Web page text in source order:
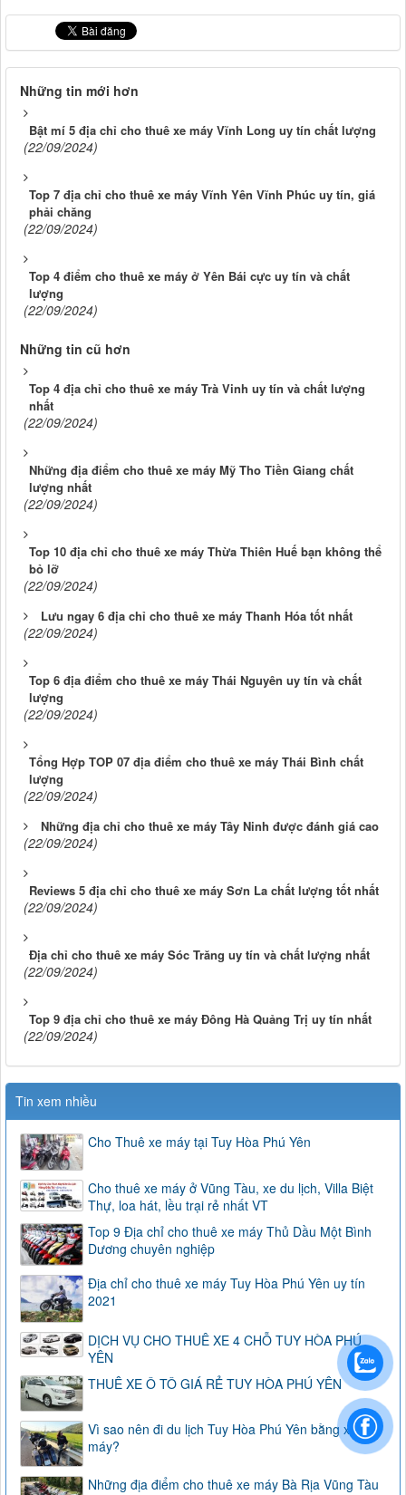
Những tin mới hơn
Bật mí 5 địa chỉ cho thuê xe máy Vĩnh Long uy tín chất lượng
(22/09/2024)
Top 7 địa chỉ cho thuê xe máy Vĩnh Yên Vĩnh Phúc uy tín, giá
phải chăng
(22/09/2024)
Top 4 điểm cho thuê xe máy ở Yên Bái cực uy tín và chất
lượng
(22/09/2024)
Những tin cũ hơn
Top 4 địa chỉ cho thuê xe máy Trà Vinh uy tín và chất lượng
nhất
(22/09/2024)
Những địa điểm cho thuê xe máy Mỹ Tho Tiền Giang chất
lượng nhất
(22/09/2024)
Top 10 địa chỉ cho thuê xe máy Thừa Thiên Huế bạn không thể
bỏ lỡ
(22/09/2024)
Lưu ngay 6 địa chỉ cho thuê xe máy Thanh Hóa tốt nhất
(22/09/2024)
Top 6 địa điểm cho thuê xe máy Thái Nguyên uy tín và chất
lượng
(22/09/2024)
Tổng Hợp TOP 07 địa điểm cho thuê xe máy Thái Bình chất
lượng
(22/09/2024)
Những địa chỉ cho thuê xe máy Tây Ninh được đánh giá cao
(22/09/2024)
Reviews 5 địa chỉ cho thuê xe máy Sơn La chất lượng tốt nhất
(22/09/2024)
Địa chỉ cho thuê xe máy Sóc Trăng uy tín và chất lượng nhất
(22/09/2024)
Top 9 địa chỉ cho thuê xe máy Đông Hà Quảng Trị uy tín nhất
(22/09/2024)
Tin xem nhiều
Cho Thuê xe máy tại Tuy Hòa Phú Yên
Cho thuê xe máy ở Vũng Tàu, xe du lịch, Villa Biệt
Thự, loa hát, lều trại rẻ nhất VT
Top 9 Địa chỉ cho thuê xe máy Thủ Dầu Một Bình
Dương chuyên nghiệp
Địa chỉ cho thuê xe máy Tuy Hòa Phú Yên uy tín
2021
DỊCH VỤ CHO THUÊ XE 4 CHỖ TUY HÒA PHÚ
YÊN
THUÊ XE Ô TÔ GIÁ RẺ TUY HÒA PHÚ YÊN
Vì sao nên đi du lịch Tuy Hòa Phú Yên bằng xe
máy?
Những địa điểm cho thuê xe máy Bà Rịa Vũng Tàu